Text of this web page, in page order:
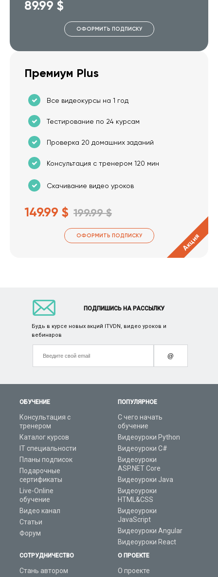
89.99 $
ОФОРМИТЬ ПОДПИСКУ
Премиум Plus
Все видеокурсы на 1 год
Тестирование по 24 курсам
Проверка 20 домашних заданий
Консультация с тренером 120 мин
Скачивание видео уроков
149.99 $ 199.99 $
ОФОРМИТЬ ПОДПИСКУ Акция
ОБУЧЕНИЕ
Консультация с
тренером
Каталог курсов
IT специальности
Планы подписок
Подарочные
сертификаты
Live-Online
обучение
Видео канал
Статьи
Форум
ПОПУЛЯРНОЕ
С чего начать
обучение
Видеоуроки Python
Видеоуроки C#
Видеоуроки
ASP.NET Core
Видеоуроки Java
Видеоуроки
HTML&CSS
Видеоуроки
JavaScript
Видеоуроки Angular
Видеоуроки React
СОТРУДНИЧЕСТВО
Стань автором
О ПРОЕКТЕ
О проекте
ПОДПИШИСЬ НА РАССЫЛКУ
Будь в курсе новых акций ITVDN, видео уроков и
вебинаров
@